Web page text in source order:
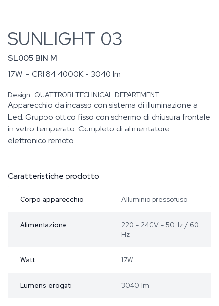
SUNLIGHT 03
SL005 BIN M
17W - CRI 84 4000K - 3040 lm
Design: QUATTROBI TECHNICAL DEPARTMENT
Apparecchio da incasso con sistema di illuminazione a
Led. Gruppo ottico fisso con schermo di chiusura frontale
in vetro temperato. Completo di alimentatore
elettronico remoto.
Caratteristiche prodotto
Corpo apparecchio Alluminio pressofuso
Alimentazione
220 - 240V - 50Hz / 60
Hz
Watt 17W
Lumens erogati 3040 lm